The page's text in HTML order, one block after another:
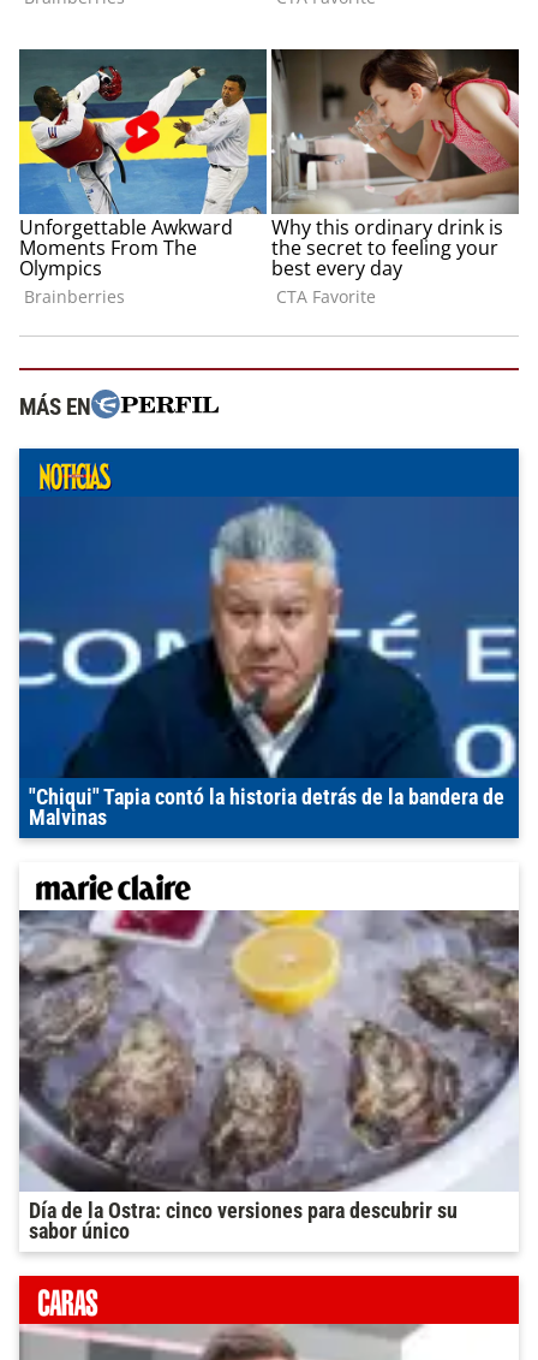
MÁS EN
"Chiqui" Tapia contó la historia detrás de la bandera de
Malvinas
Día de la Ostra: cinco versiones para descubrir su
sabor único